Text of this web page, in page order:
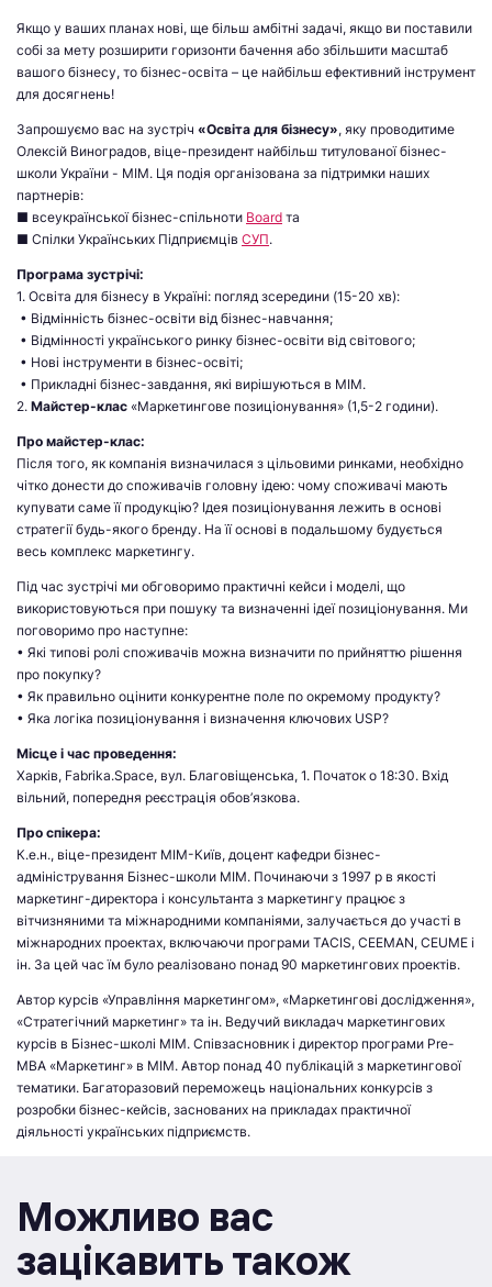
Якщо у ваших планах нові, ще більш амбітні задачі, якщо ви поставили
собі за мету розширити горизонти бачення або збільшити масштаб
вашого бізнесу, то бізнес-освіта – це найбільш ефективний інструмент
для досягнень!
Запрошуємо вас на зустріч «Освіта для бізнесу», яку проводитиме
Олексій Виноградов, віце-президент найбільш титулованої бізнес-
школи України - МІМ. Ця подія організована за підтримки наших
партнерів:
■ всеукраїнської бізнес-спільноти Board та
■ Спілки Українських Підприємців СУП.
Програма зустрічі:
1. Освіта для бізнесу в Україні: погляд зсередини (15-20 хв):
• Відмінність бізнес-освіти від бізнес-навчання;
• Відмінності українського ринку бізнес-освіти від світового;
• Нові інструменти в бізнес-освіті;
• Прикладні бізнес-завдання, які вирішуються в МІМ.
2. Майстер-клас «Маркетингове позиціонування» (1,5-2 години).
Про майстер-клас:
Після того, як компанія визначилася з цільовими ринками, необхідно
чітко донести до споживачів головну ідею: чому споживачі мають
купувати саме її продукцію? Ідея позиціонування лежить в основі
стратегії будь-якого бренду. На її основі в подальшому будується
весь комплекс маркетингу.
Під час зустрічі ми обговоримо практичні кейси і моделі, що
використовуються при пошуку та визначенні ідеї позиціонування. Ми
поговоримо про наступне:
• Які типові ролі споживачів можна визначити по прийняттю рішення
про покупку?
• Як правильно оцінити конкурентне поле по окремому продукту?
• Яка логіка позиціонування і визначення ключових USP?
Місце і час проведення:
Харків, Fabrika.Space, вул. Благовіщенська, 1. Початок о 18:30. Вхід
вільний, попередня реєстрація обов’язкова.
Про спікера:
К.е.н., віце-президент МІМ-Київ, доцент кафедри бізнес-
адміністрування Бізнес-школи МІМ. Починаючи з 1997 р в якості
маркетинг-директора і консультанта з маркетингу працює з
вітчизняними та міжнародними компаніями, залучається до участі в
міжнародних проектах, включаючи програми TACIS, CEEMAN, СEUME і
ін. За цей час їм було реалізовано понад 90 маркетингових проектів.
Автор курсів «Управління маркетингом», «Маркетингові дослідження»,
«Стратегічний маркетинг» та ін. Ведучий викладач маркетингових
курсів в Бізнес-школі МІМ. Співзасновник і директор програми Pre-
MBA «Маркетинг» в МІМ. Автор понад 40 публікацій з маркетингової
тематики. Багаторазовий переможець національних конкурсів з
розробки бізнес-кейсів, заснованих на прикладах практичної
діяльності українських підприємств.
Можливо вас
зацікавить також